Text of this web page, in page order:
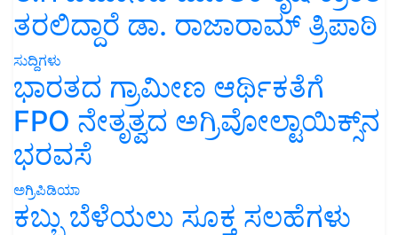
ತರಲಿದ್ದಾರೆ ಡಾ. ರಾಜಾರಾಮ್ ತ್ರಿಪಾಠಿ
ಸುದ್ದಿಗಳು
ಭಾರತದ ಗ್ರಾಮೀಣ ಆರ್ಥಿಕತೆಗೆ
FPO ನೇತೃತ್ವದ ಅಗ್ರಿವೋಲ್ಟಾಯಿಕ್ಸ್‌ನ
ಭರವಸೆ
ಅಗ್ರಿಪಿಡಿಯಾ
ಕಬ್ಬು ಬೆಳೆಯಲು ಸೂಕ್ತ ಸಲಹೆಗಳು